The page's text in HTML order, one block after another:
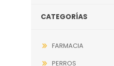
CATEGORÍAS
FARMACIA
PERROS